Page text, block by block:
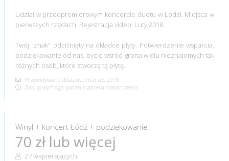
Udział w przedpremierowym koncercie duetu w Łodzi. Miejsca w
pierwszych rzędach. Rejestracja video! Luty 2018.
Twój "znak" odciśnięty na okładce płyty. Potwierdzenie wsparcia,
podziękowanie od nas, bycie wśród grona wielu nieznajomych tak
różnych osób, które stworzą tą płytę.
Przewidywana dostawa: marzec 2018
Zakup wymaga podania adresu dostarczenia
Winyl + koncert Łódź + podziękowanie
70 zł lub więcej
27 wspierających